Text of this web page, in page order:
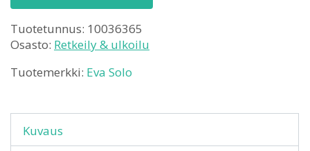
Tuotetunnus: 10036365
Osasto: Retkeily & ulkoilu
Tuotemerkki: Eva Solo
Kuvaus